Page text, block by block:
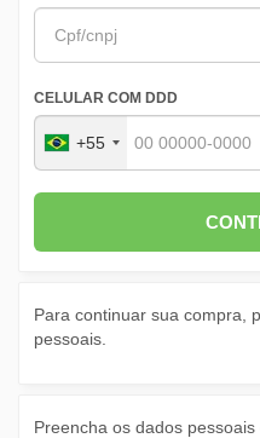
CELULAR COM DDD
+55
Para continuar sua compra,
pessoais.
Preencha os dados